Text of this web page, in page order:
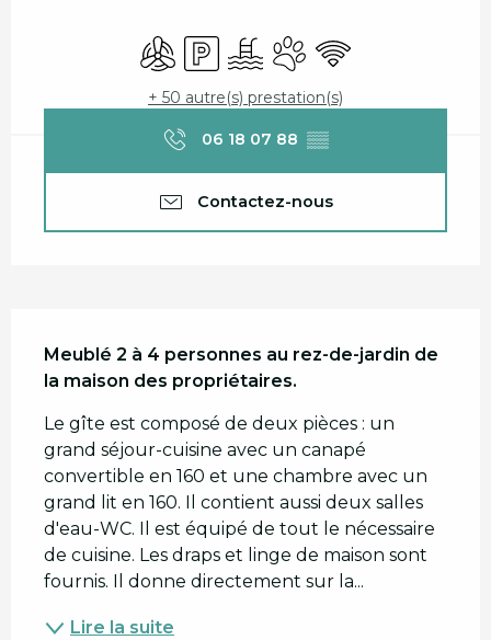
Ouverture et coordonnées
Air conditionné
ParkingPiscineAnimaux acceptés
WiFi
+ 50 autre(s) prestation(s)
06 18 07 88 ▒▒
Contactez-nous
Description
Meublé 2 à 4 personnes au rez-de-jardin de
la maison des propriétaires.
Le gîte est composé de deux pièces : un
grand séjour-cuisine avec un canapé
convertible en 160 et une chambre avec un
grand lit en 160. Il contient aussi deux salles
d'eau-WC. Il est équipé de tout le nécessaire
de cuisine. Les draps et linge de maison sont
fournis. Il donne directement sur la...
Lire la suite